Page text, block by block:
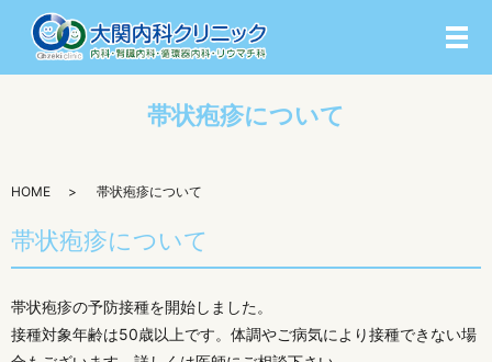
メ
帯状疱疹について
HOME 帯状疱疹について
帯状疱疹について
帯状疱疹の予防接種を開始しました。
接種対象年齢は50歳以上です。体調やご病気により接種できない場